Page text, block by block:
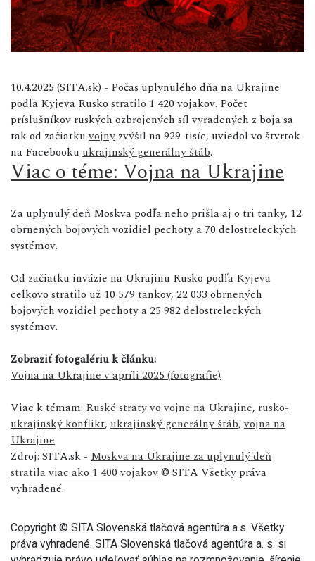
10.4.2025 (SITA.sk) - Počas uplynulého dňa na Ukrajine
podľa Kyjeva Rusko stratilo 1 420 vojakov. Počet
príslušníkov ruských ozbrojených síl vyradených z boja sa
tak od začiatkuvojny zvýšil na 929-tisíc, uviedol vo štvrtok
na Facebooku ukrajinský generálny štáb.
Viac o téme: Vojna na Ukrajine
Za uplynulý deň Moskva podľa neho prišla aj o tri tanky, 12
obrnených bojových vozidiel pechoty a 70 delostreleckých
systémov.
Od začiatku invázie na Ukrajinu Rusko podľa Kyjeva
celkovo stratilo už 10 579 tankov, 22 033 obrnených
bojových vozidiel pechoty a 25 982 delostreleckých
systémov.
Zobraziť fotogalériu k článku:
Vojna na Ukrajine v apríli 2025 (fotografie)
Viac k témam: Ruské straty vo vojne na Ukrajine, rusko-
ukrajinský konflikt, ukrajinský generálny štáb,vojna na
Ukrajine
Zdroj: SITA.sk - Moskva na Ukrajine za uplynulý deň
stratila viac ako 1 400 vojakov© SITA Všetky práva
vyhradené.
Copyright © SITA Slovenská tlačová agentúra a.s. Všetky
práva vyhradené. SITA Slovenská tlačová agentúra a. s. si